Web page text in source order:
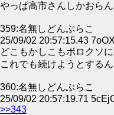
やっぱ高市さんしかおら
359:名無しどんぶらこ
25/09/02 20:57:15.43
どこもかしこもボロクソ
これでも続けようとする
360:名無しどんぶらこ
25/09/02 20:57:19.71
>>343